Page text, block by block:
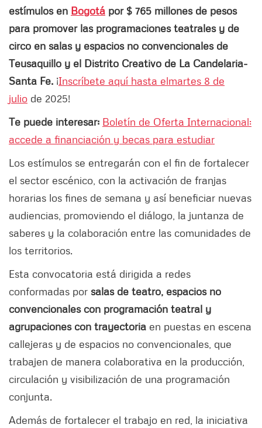
estímulos en Bogotá por $ 765 millones de pesos
para promover las programaciones teatrales y de
circo en salas y espacios no convencionales de
Teusaquillo y el Distrito Creativo de La Candelaria-
Santa Fe. ¡Inscríbete aquí hasta elmartes 8 de
julio de 2025!
Te puede interesar: Boletín de Oferta Internacional:
accede a financiación y becas para estudiar
Los estímulos se entregarán con el fin de fortalecer
el sector escénico, con la activación de franjas
horarias los fines de semana y así beneficiar nuevas
audiencias, promoviendo el diálogo, la juntanza de
saberes y la colaboración entre las comunidades de
los territorios.
Esta convocatoria está dirigida a redes
conformadas por salas de teatro, espacios no
convencionales con programación teatral y
agrupaciones con trayectoria en puestas en escena
callejeras y de espacios no convencionales, que
trabajen de manera colaborativa en la producción,
circulación y visibilización de una programación
conjunta.
Además de fortalecer el trabajo en red, la iniciativa